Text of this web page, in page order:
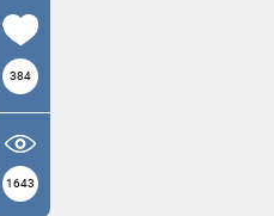
384
1643